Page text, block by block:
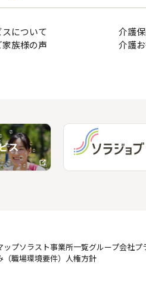
について
介護
族様の声
介護
ップソラスト事業所一覧グループ会社プ
職場環境要件） 人権方針